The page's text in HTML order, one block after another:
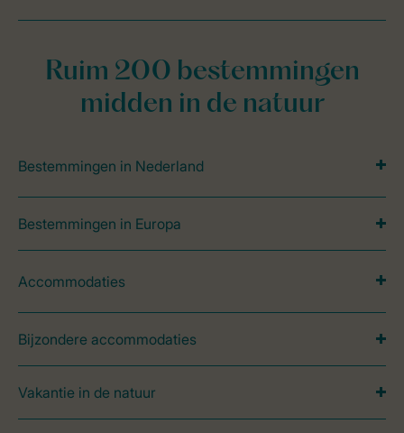
Ruim 200 bestemmingen
midden in de natuur
Bestemmingen in Nederland
Bestemmingen in Europa
Accommodaties
Bijzondere accommodaties
Vakantie in de natuur